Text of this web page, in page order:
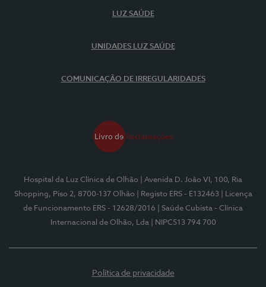
LUZ SAÚDE
UNIDADES LUZ SAÚDE
COMUNICAÇÃO DE IRREGULARIDADES
Hospital da Luz Clínica de Olhão
| Avenida D. João VI, 100, Ria
Shopping, Piso 2, 8700-137 Olhão
| Registo ERS - E132463
| Licença
de Funcionamento ERS - 12628/2016
| Saúde Cubista - Clínica
Internacional de Olhão, Lda
| NIPC513 794 700
Política de privacidade